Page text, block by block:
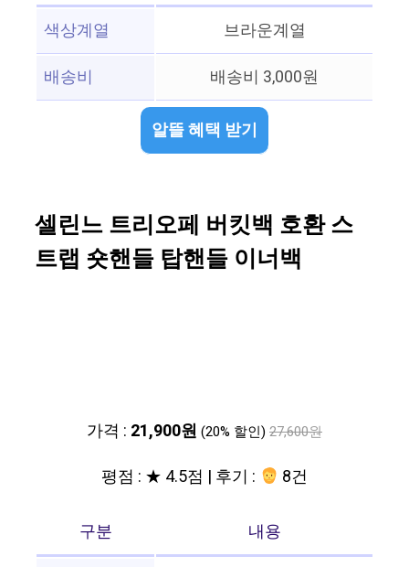
색상계열
브라운계열
배송비
배송비 3,000원
알뜰 혜택 받기
셀린느 트리오페 버킷백 호환 스
트랩 숏핸들 탑핸들 이너백
가격 : 21,900원 (20% 할인) 27,600원
평점 : ★ 4.5점 | 후기 : 8건
구분
내용